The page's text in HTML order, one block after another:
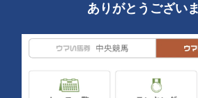
ありがとうござい